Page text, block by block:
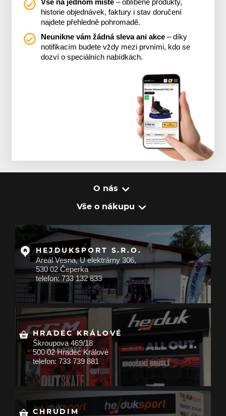
Vše na jednom místě – oblíbené produkty,
historie objednávek, faktury i stav doručení
najdete přehledně pohromadě.
Neunikne vám žádná sleva ani akce – díky
notifikacím budete vždy mezi prvními, kdo se
dozví o speciálních nabídkách.
O nás
Vše o nákupu
HEJDUKSPORT S.R.O.
Areál Vesna, U elektrárny 306,
530 02 Čeperka
telefon: 733 132 833
HRADEC KRÁLOVÉ
Škroupova 469/18
500 02 Hradec Králové
telefon: 733 739 881
CHRUDIM